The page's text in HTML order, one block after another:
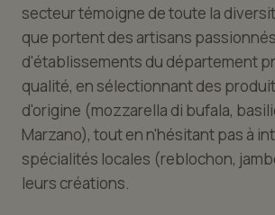
secteur témoigne de toute la
que portent des artisans
d'établissements du département
qualité, en sélectionnant des
d'origine (mozzarella di bufala,
Marzano), tout en n'hésitant pas à
spécialités locales (reblochon,
leurs créations.